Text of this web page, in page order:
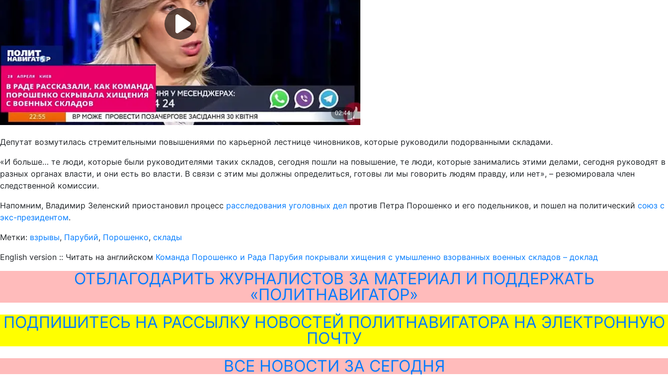
Депутат возмутилась стремительными повышениями по карьерной лестнице чиновников, которые руководили подорванными складами.
«И больше… те люди, которые были руководителями таких складов, сегодня пошли на повышение, те люди, которые занимались этими делами, сегодня руководят в
разных органах власти, и они есть во власти. В связи с этим мы должны определиться, готовы ли мы говорить людям правду, или нет», – резюмировала член
следственной комиссии.
Напомним, Владимир Зеленский приостановил процесс расследования уголовных дел против Петра Порошенко и его подельников, и пошел на политический союз с
экс-президентом.
Метки: взрывы, Парубий, Порошенко, склады
English version :: Читать на английском Команда Порошенко и Рада Парубия покрывали хищения с умышленно взорванных военных складов – доклад
ОТБЛАГОДАРИТЬ ЖУРНАЛИСТОВ ЗА МАТЕРИАЛ И ПОДДЕРЖАТЬ
«ПОЛИТНАВИГАТОР»
ПОДПИШИТЕСЬ НА РАССЫЛКУ НОВОСТЕЙ ПОЛИТНАВИГАТОРА НА ЭЛЕКТРОННУЮ
ПОЧТУ
ВСЕ НОВОСТИ ЗА СЕГОДНЯ